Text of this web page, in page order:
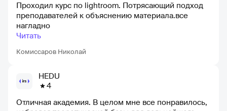
Комиссаров Николай
Проходил курс по lightroom. Потрясающий подход
преподавателей к объяснению материала.все
нагладно
Читать
HEDU
4
Отличная академия. В целом мне все понравилось,